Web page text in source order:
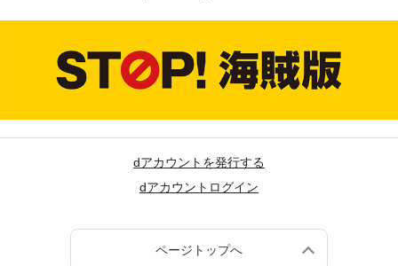
dアカウントを発行する
dアカウントログイン
ページトップへ